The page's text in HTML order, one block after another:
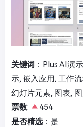
关键词 ：Plus AI演
示, 嵌入应用, 工作
幻灯片元素, 图表,
票数:
454
是否精选：是